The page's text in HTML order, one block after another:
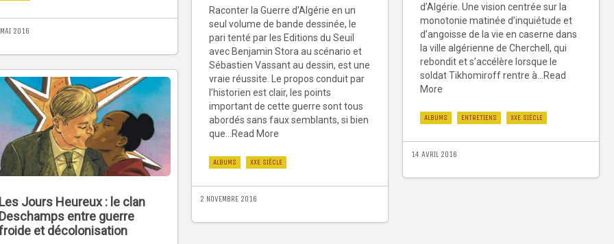
Raconter la Guerre d’Algérie en un
seul volume de bande dessinée, le
pari tenté par les Editions du Seuil
avec Benjamin Stora au scénario et
Sébastien Vassant au dessin, est une
vraie réussite. Le propos conduit par
l’historien est clair, les points
important de cette guerre sont tous
abordés sans faux semblants, si bien
que...Read More
ALBUMS XXE SIÈCLE
2 NOVEMBRE 2016
2016
d’Algérie. Une vision centrée sur la
monotonie matinée d’inquiétude et
d’angoisse de la vie en caserne dans
la ville algérienne de Cherchell, qui
rebondit et s’accélère lorsque le
soldat Tikhomiroff rentre à...Read
More
ALBUMS ENTRETIENS XXE SIÈCLE
14 AVRIL 2016
Jours Heureux : le clan
entre guerre
et décolonisation